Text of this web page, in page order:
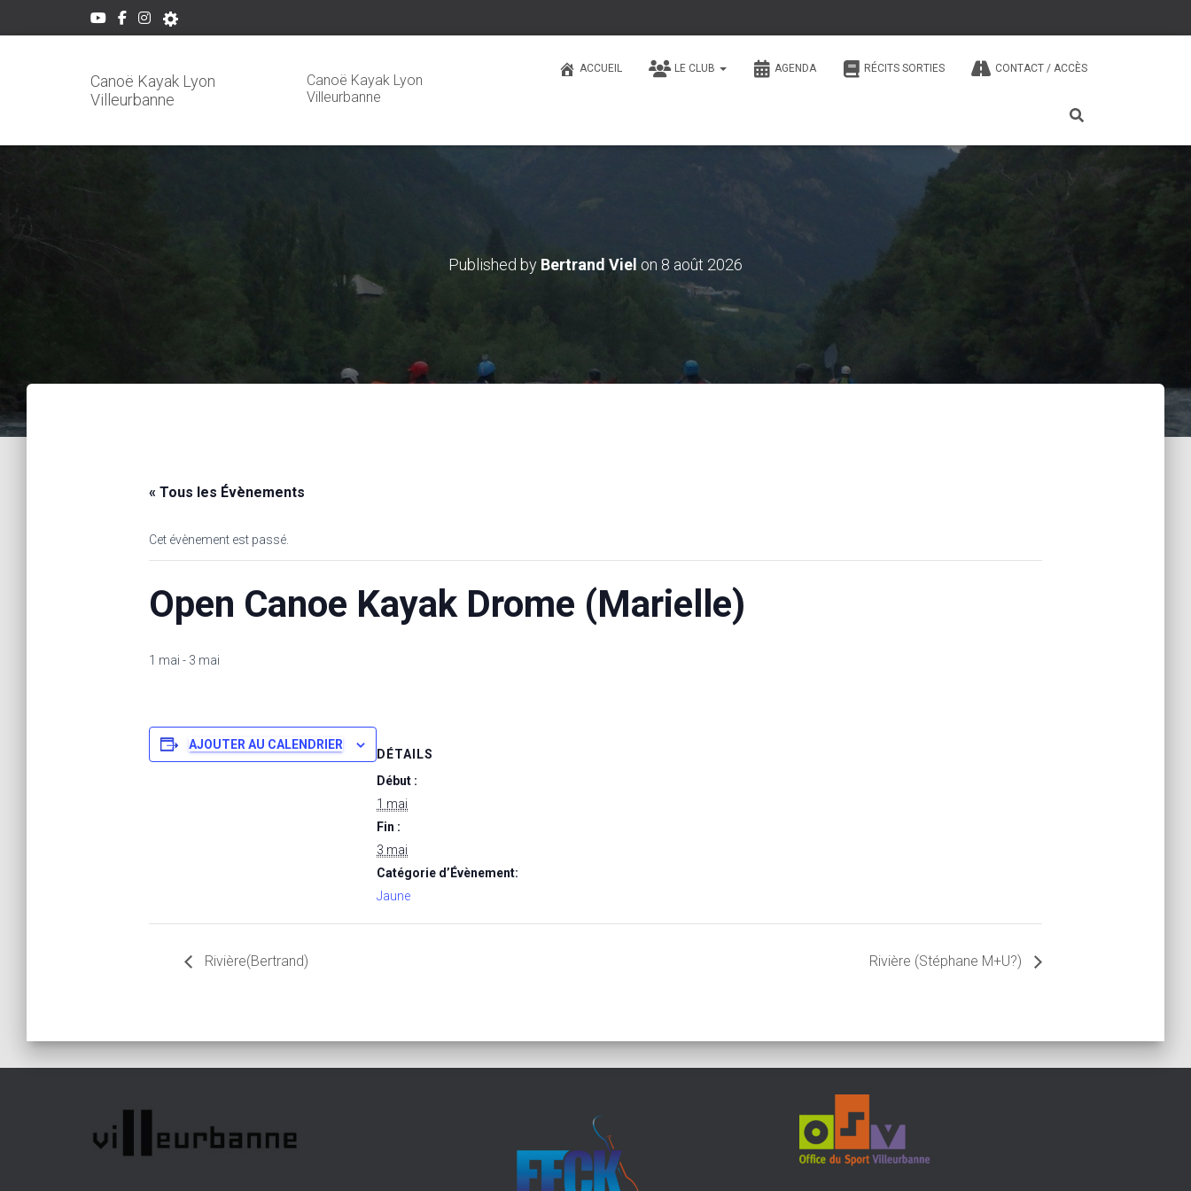
Canoë Kayak Lyon
Villeurbanne
Canoë Kayak Lyon
Villeurbanne
ACCUEIL LE CLUB AGENDA RÉCITS SORTIES CONTACT / ACCÈS
Published by Bertrand Viel on 8 août 2026
« Tous les Évènements
Cet évènement est passé.
Open Canoe Kayak Drome (Marielle)
1 mai - 3 mai
AJOUTER AU CALENDRIER
DÉTAILS
Début :
1 mai
Fin :
3 mai
Catégorie d’Évènement:
Jaune
Rivière(Bertrand) Rivière (Stéphane M+U?)